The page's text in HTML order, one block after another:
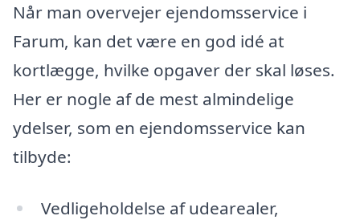
Når man overvejer ejendomsservice i
Farum, kan det være en god idé at
kortlægge, hvilke opgaver der skal løses.
Her er nogle af de mest almindelige
ydelser, som en ejendomsservice kan
tilbyde:
Vedligeholdelse af udearealer,